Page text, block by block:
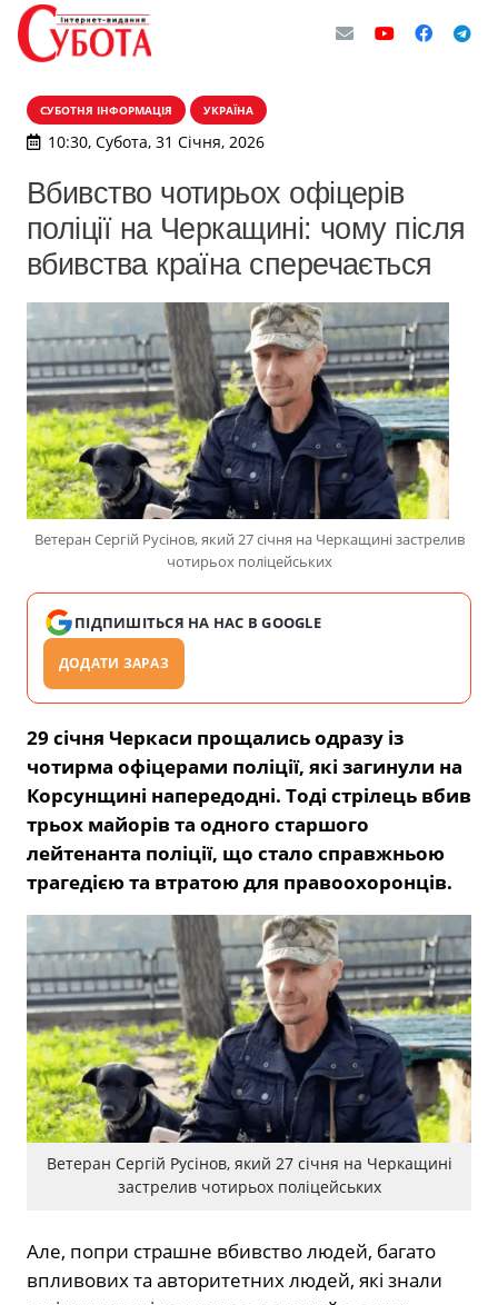
СУБОТНЯ ІНФОРМАЦІЯ УКРАЇНА
10:30, Субота, 31 Січня, 2026
Вбивство чотирьох офіцерів
поліції на Черкащині: чому після
вбивства країна сперечається
Ветеран Сергій Русінов, який 27 січня на Черкащині застрелив
чотирьох поліцейських
ПІДПИШІТЬСЯ НА НАС В GOOGLE
ДОДАТИ ЗАРАЗ
29 січня Черкаси прощались одразу із
чотирма офіцерами поліції, які загинули на
Корсунщині напередодні. Тоді стрілець вбив
трьох майорів та одного старшого
лейтенанта поліції, що стало справжньою
трагедією та втратою для правоохоронців.
Ветеран Сергій Русінов, який 27 січня на Черкащині
застрелив чотирьох поліцейських
Але, попри страшне вбивство людей, багато
впливових та авторитетних людей, які знали